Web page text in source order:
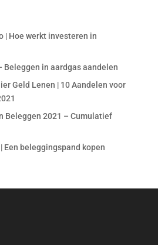
| Hoe werkt investeren in
Beleggen in aardgas aandelen
Geld Lenen | 10 Aandelen voor
Beleggen 2021 – Cumulatief
Een beleggingspand kopen